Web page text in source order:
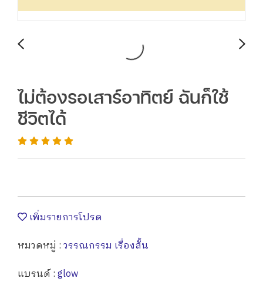
ไม่ต้องรอเสาร์อาทิตย์ ฉันก็ใช้
ชีวิตได้
เพิ่มรายการโปรด
หมวดหมู่ :วรรณกรรม เรื่องสั้น
แบรนด์ :glow